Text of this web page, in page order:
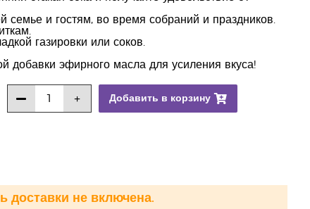
и гостям, во время собраний и праздников.
газировки или соков.
эфирного масла для усиления вкуса!
Добавить в корзину
доставки не включена.